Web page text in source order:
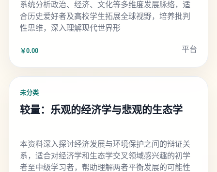
系统分析政治、经济、文化等多维度发展脉络，适
合历史爱好者及高校学生拓展全球视野，培养批判
性思维，深入理解现代世界形
￥0.00 平台
未分类
较量：乐观的经济学与悲观的生态学
本资料深入探讨经济发展与环境保护之间的辩证关
系，适合对经济学和生态学交叉领域感兴趣的初学
者至中级学习者，帮助理解两者平衡发展的可能性